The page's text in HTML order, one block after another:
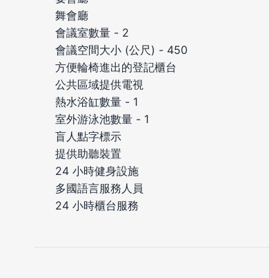
舞會廳
會議室數量 - 2
會議空間大小 (公尺) - 450
方便輪椅進出的登記櫃台
公共區域提供電視
熱水浴缸數量 - 1
室外游泳池數量 - 1
盲人點字標示
提供助聽裝置
24 小時健身設施
多國語言服務人員
24 小時櫃台服務